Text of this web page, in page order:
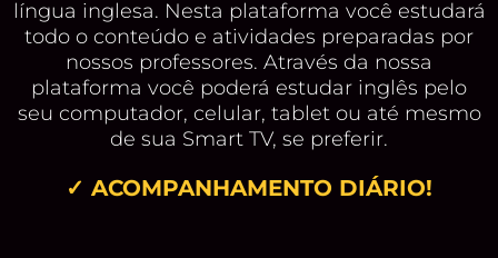
língua inglesa. Nesta plataforma você estudará
todo o conteúdo e atividades preparadas por
nossos professores. Através da nossa
plataforma você poderá estudar inglês pelo
seu computador, celular, tablet ou até mesmo
de sua Smart TV, se preferir.
✓ ACOMPANHAMENTO DIÁRIO!